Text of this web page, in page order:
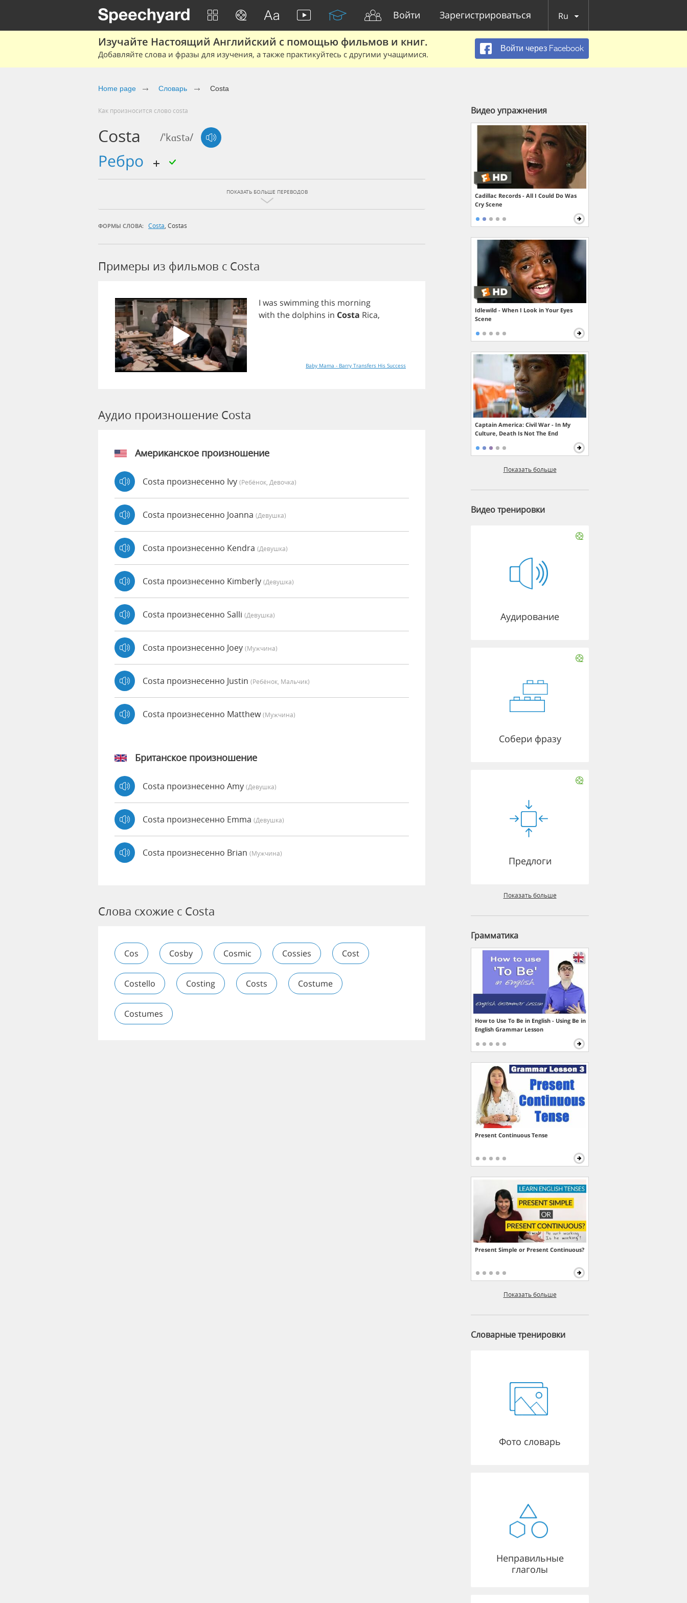
Войти Зарегистрироваться Ru
Изучайте Настоящий Английский с помощью фильмов и книг.
Добавляйте слова и фразы для изучения, а также практикуйтесь с другими учащимися.
Войти через Facebook
Home page Словарь Costa
Как произносится слово costa
Costa /'kɑstə/
ребро
ПОКАЗАТЬ БОЛЬШЕ ПЕРЕВОДОВ
ФОРМЫ СЛОВА: Costa Costas
Примеры из фильмов c Costa
I was swimmingthis morning
with the dolphins in Costa Rica,
Baby Mama - Barry Transfers His Success
Аудио произношение Costa
Американское произношение
Costa произнесенно Ivy (Ребёнок, Девочка)
Costa произнесенно Joanna (девушка)
Costa произнесенно Kendra (девушка)
Costa произнесенно Kimberly (девушка)
Costa произнесенно Salli (девушка)
Costa произнесенно Joey (мужчина)
Costa произнесенно Justin (Ребёнок, Мальчик)
Costa произнесенно Matthew(мужчина)
Британское произношение
Costa произнесенно Amy (девушка)
Costa произнесенно Emma (девушка)
Costa произнесенно Brian (мужчина)
Слова схожие с Costa
Cos Cosby Cosmic Cossies Cost
Costello Costing Costs Costume
Costumes
Видео упражнения
Cadillac Records - All I Could Do Was
Cry Scene
Idlewild - When I Look in Your Eyes
Scene
Captain America: Civil War - In My
Culture, Death Is Not The End
Показать больше
Видео тренировки
Аудирование
Собери фразу
Предлоги
Показать больше
Грамматика
How to Use To Be in English - Using Be in
English Grammar Lesson
Present Continuous Tense
Present Simple or Present Continuous?
Показать больше
Словарные тренировки
Фото словарь
Неправильные
глаголы